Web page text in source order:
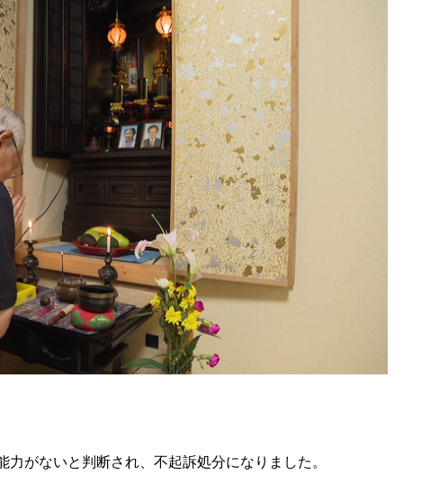
SEARCH
検索する
CATEGORY
カテゴリー
キーワード
がないと判断され、不起訴処分になりました。